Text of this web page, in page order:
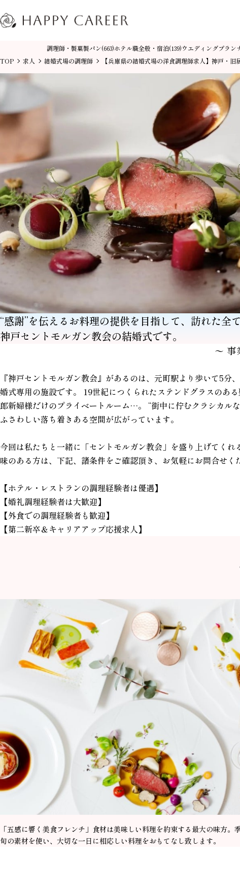
調理師・製菓製パン(663)ホテル職全般・宿泊(139)ウエディングプラン
TOP 求人 結婚式場の調理師 【兵庫県の結婚式場の洋食調理師求人】神戸・
“感謝”を伝えるお料理の提供を目指して、訪れた
神戸セントモルガン教会の結婚式です。
〜 事
『神戸セントモルガン教会』があるのは、元町駅より歩いて5
婚式専用の施設です。 19世紀につくられたステンドグラスのあ
郎新婦様だけのプライベートルーム…。 “街中に佇むクラシカル
ふさわしい落ち着きある空間が広がっています。
今回は私たちと一緒に「セントモルガン教会」を盛り上げてく
味のある方は、下記、諸条件をご確認頂き、お気軽にお問合せく
【ホテル・レストランの調理経験者は優遇】
【婚礼調理経験者は大歓迎】
【外食での調理経験者も歓迎】
【第二新卒＆キャリアアップ応援求人】
「五感に響く美食フレンチ」食材は美味しい料理を約束する最大の味方。
旬の素材を使い、大切な一日に相応しい料理をおもてなし致します。